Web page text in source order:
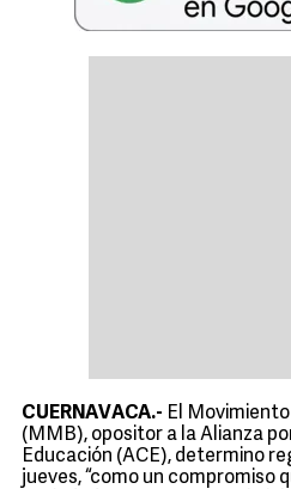
CUERNAVACA.- El
(MMB), opositor a la Alianza
Educación (ACE), determino
jueves, “como un compromiso